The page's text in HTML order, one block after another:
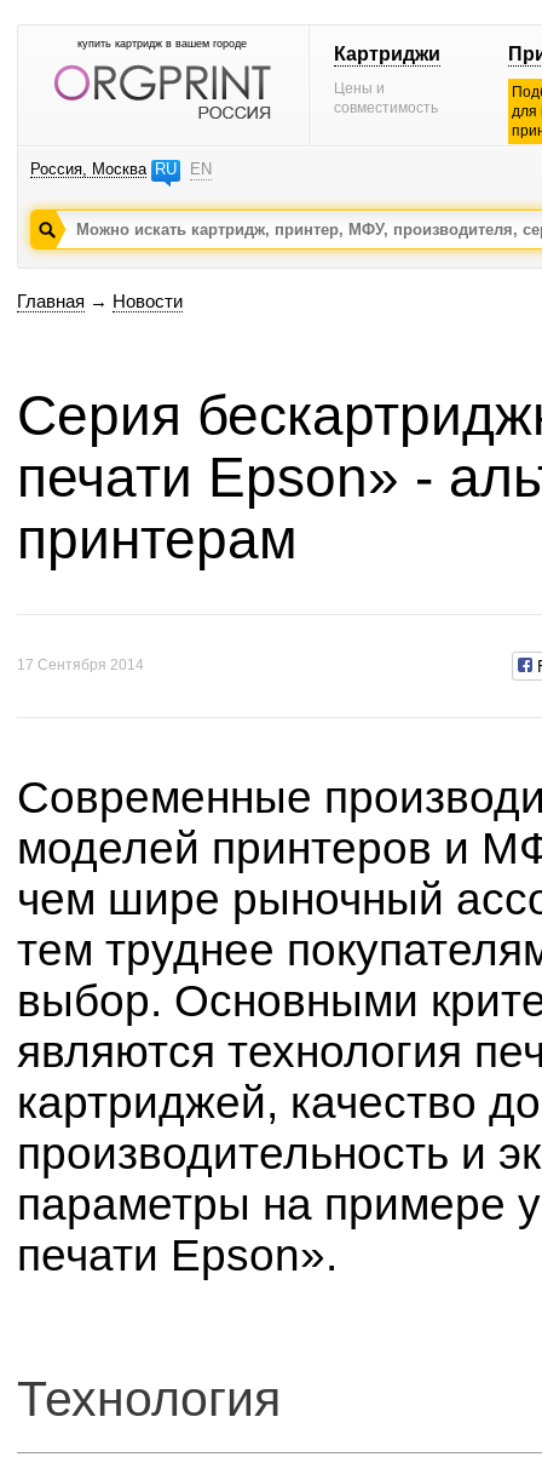
купить картридж в вашем городе Картриджи
Цены и
совместимость
для
Россия, Москва RU EN
Главная → Новости
Серия
печати Epson» -
принтерам
17 Сентября 2014
Современные
моделей принтеров и
чем шире рыночный
тем труднее
выбор. Основными
являются технология
картриджей, качество
производительность и
параметры на примере
печати Epson».
Технология